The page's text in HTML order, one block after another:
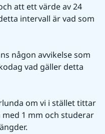
att ett värde av 24
intervall är vad som
vad gäller detta
1 mm och studerar